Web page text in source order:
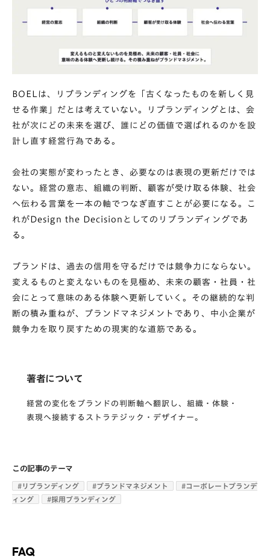
BOELは、リブランディングを「古くなったものを新しく見
せる作業」だとは考えていない。リブランディングとは、会
社が次にどの未来を選び、誰にどの価値で選ばれるのかを設
計し直す経営行為である。
会社の実態が変わったとき、必要なのは表現の更新だけでは
ない。経営の意志、組織の判断、顧客が受け取る体験、社会
へ伝わる言葉を一本の軸でつなぎ直すことが必要になる。こ
れがDesign the Decisionとしてのリブランディングであ
る。
ブランドは、過去の信用を守るだけでは競争力にならない。
変えるものと変えないものを見極め、未来の顧客・社員・社
会にとって意味のある体験へ更新していく。その継続的な判
断の積み重ねが、ブランドマネジメントであり、中小企業が
競争力を取り戻すための現実的な道筋である。
著者について
経営の変化をブランドの判断軸へ翻訳し、組織・体験・
表現へ接続するストラテジック・デザイナー。
この記事のテーマ
#リブランディング #ブランドマネジメント #コーポレートブランデ
ィング
#採用ブランディング
FAQ